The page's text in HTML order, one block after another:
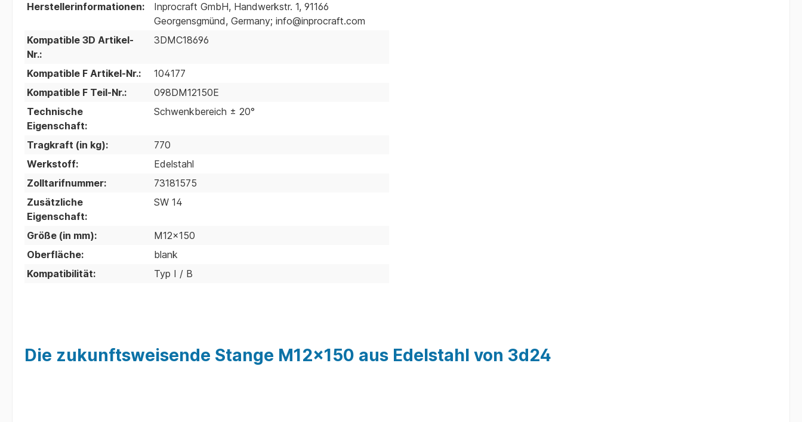
Die zukunftsweisende Stange M12x150 aus Edelstahl von 3d24
Herstellerinformationen:
Inprocraft GmbH, Handwerkstr. 1, 91166
Georgensgmünd, Germany; info@inprocraft.com
Kompatible 3D Artikel-
Nr.:
3DMC18696
Kompatible F Artikel-Nr.:
104177
Kompatible F Teil-Nr.:
098DM12150E
Technische
Eigenschaft:
Schwenkbereich ± 20°
Tragkraft (in kg):
770
Werkstoff:
Edelstahl
Zolltarifnummer:
73181575
Zusätzliche
Eigenschaft:
SW 14
Größe (in mm):
M12x150
Oberfläche:
blank
Kompatibilität:
Typ I / B